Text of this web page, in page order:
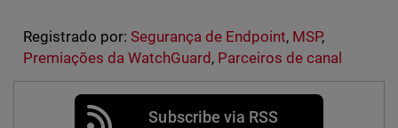
Registrado por: Segurança de Endpoint, MSP,
Premiações da WatchGuard , Parceiros de canal
Subscribe via RSS